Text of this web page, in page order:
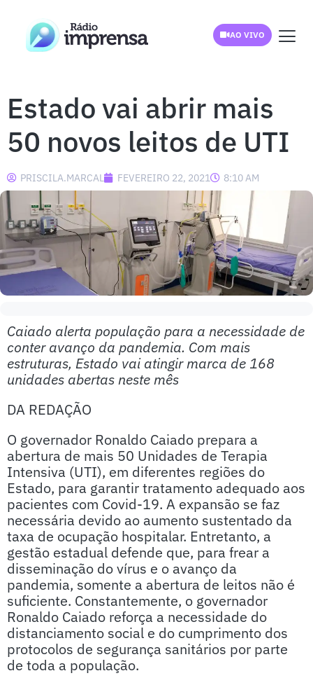
AO VIVO
Estado vai abrir mais
50 novos leitos de UTI
PRISCILA.MARCAL FEVEREIRO 22, 2021 8:10 AM
Caiado alerta população para a necessidade de
conter avanço da pandemia. Com mais
estruturas, Estado vai atingir marca de 168
unidades abertas neste mês
DA REDAÇÃO
O governador Ronaldo Caiado prepara a
abertura de mais 50 Unidades de Terapia
Intensiva (UTI), em diferentes regiões do
Estado, para garantir tratamento adequado aos
pacientes com Covid-19. A expansão se faz
necessária devido ao aumento sustentado da
taxa de ocupação hospitalar. Entretanto, a
gestão estadual defende que, para frear a
disseminação do vírus e o avanço da
pandemia, somente a abertura de leitos não é
suficiente. Constantemente, o governador
Ronaldo Caiado reforça a necessidade do
distanciamento social e do cumprimento dos
protocolos de segurança sanitários por parte
de toda a população.